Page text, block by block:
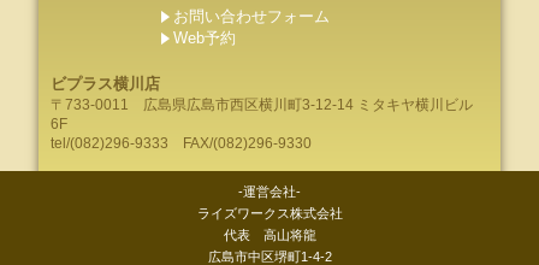
お問い合わせフォーム
Web予約
ビプラス横川店
〒733-0011 広島県広島市西区横川町3-12-14 ミタキヤ横川ビル
6F
tel/(082)296-9333 FAX/(082)296-9330
-運営会社-
ライズワークス株式会社
代表 高山将龍
広島市中区堺町1-4-2